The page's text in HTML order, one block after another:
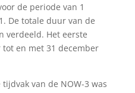
de periode van 1
De totale duur van de
verdeeld. Het eerste
en met 31 december
van de NOW-3 was